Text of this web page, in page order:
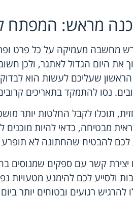
מראש: המפתח
מחשבה מעמיקה על כל פרט
את היום הגדול לאתגר, ולכן
שעליכם לעשות הוא לבדוק
נסו להתמקד בתאריכים
תוכלו לקבל החלטות יותר
מבטיחה, כדאי להיות
לכם להבטיח שהחתונה לא
קשר עם ספקים שמנוסים
ולסייע לכם להימנע מטעויות
להרגיש רגועים ובטוחים יותר